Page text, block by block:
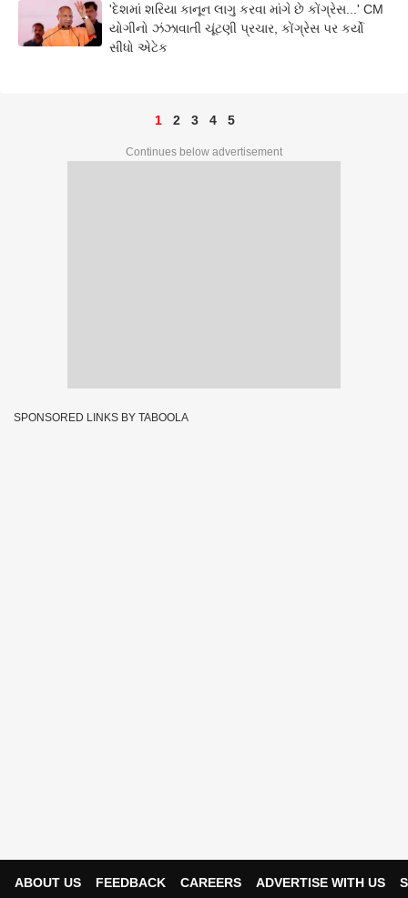
'દેશમાં શરિયા કાનૂન લાગુ કરવા માંગે છે કોંગ્રેસ...' CM
યોગીનો ઝંઝાવાતી ચૂંટણી પ્રચાર, કોંગ્રેસ પર કર્યો
સીધો એટેક
1 2 3 4 5
Continues below advertisement
SPONSORED LINKS BY TABOOLA
ABOUT US FEEDBACK CAREERS ADVERTISE WITH US